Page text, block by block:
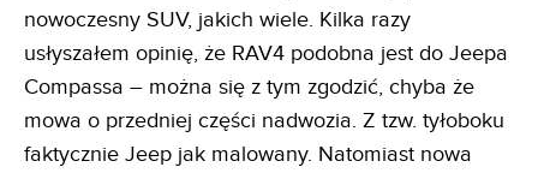
nowoczesny SUV, jakich wiele. Kilka razy
usłyszałem opinię, że RAV4 podobna jest do Jeepa
Compassa – można się z tym zgodzić, chyba że
mowa o przedniej części nadwozia. Z tzw. tyłoboku
faktycznie Jeep jak malowany. Natomiast nowa